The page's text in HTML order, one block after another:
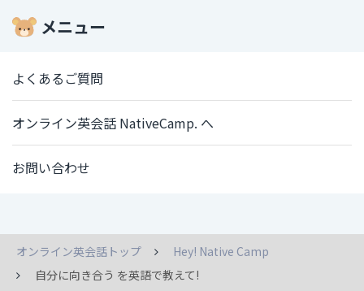
メニュー
よくあるご質問
オンライン英会話 NativeCamp. へ
お問い合わせ
オンライン英会話トップ
Hey! Native Camp
自分に向き合う を英語で教えて!